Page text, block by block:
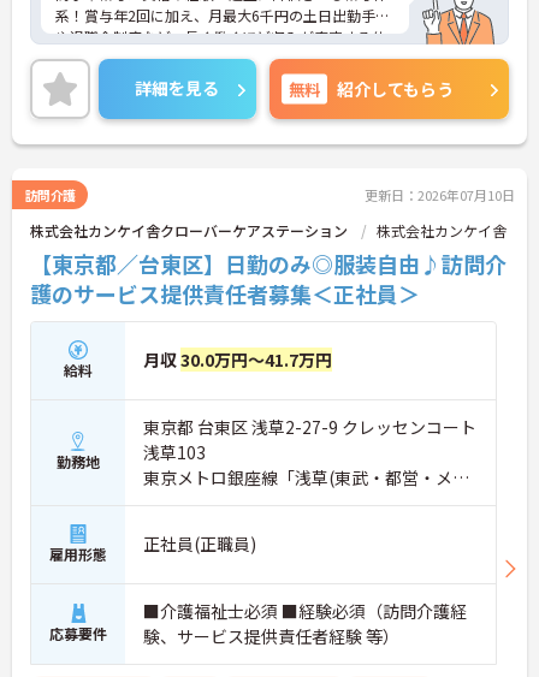
系！賞与年2回に加え、月最大6千円の土日出勤手当
や退職金制度など、長く働くほど収入が安定する仕
組みが整っています
＜スマホ1台で完結！ICT活用で記録業務の負担を大
幅カット＞日々の記録やシフト確認はすべて自社開
発のスマホアプリで行えるため、手書き書類の作成
に追われることはありません。事務作業が効率化♪
環境です。
＜「夜勤なし」で管理者・スペシャリストを目指せ
る明確なキャリアパス＞訪問介護のため夜勤がな
く、完全週休2日制で生活リズムを整えながら働け
ます。現場のプロとして極める道、マネジメント職
へ進む道とキャリアプランも多様化しています。
詳細を見る 無料 紹介してもらう
訪問介護 更新日：2026年07月10日
株式会社カンケイ舎クローバーケアステーション 株式会社カンケイ舎
【東京都／台東区】日勤のみ◎服装自由♪訪問介
護のサービス提供責任者募集＜正社員＞
給料 月収30.0万円～41.7万円
勤務地
東京都 台東区 浅草2-27-9 クレッセンコート
浅草103
東京メトロ銀座線「浅草(東武・都営・メト
ロ)駅」徒歩5分
雇用形態 正社員(正職員)
応募要件
■介護福祉士必須 ■経験必須（訪問介護経
験、サービス提供責任者経験 等）